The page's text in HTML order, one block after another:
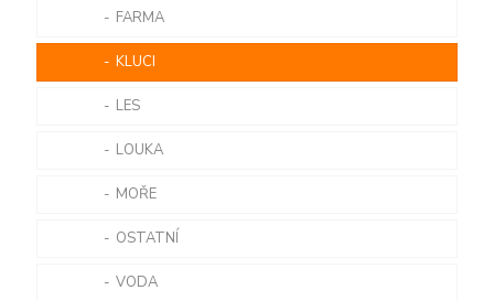
FARMA
KLUCI
LES
LOUKA
MOŘE
OSTATNÍ
VODA